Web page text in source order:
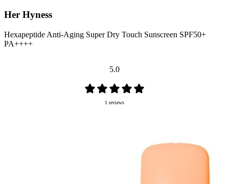
Her Hyness
Hexapeptide Anti-Aging Super Dry Touch Sunscreen SPF50+
PA++++
5.0
1 reviews